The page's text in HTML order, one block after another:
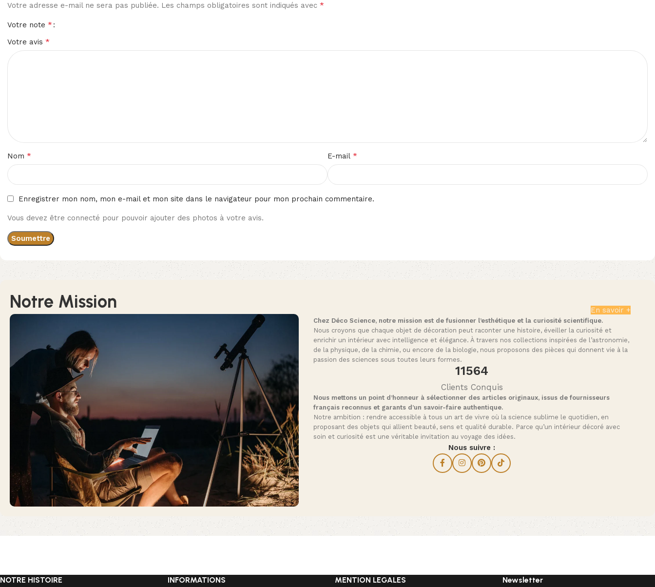
Votre adresse e-mail ne sera pas publiée. Les champs obligatoires sont indiqués avec *
Votre note *
Votre avis *
Nom * E-mail *
Enregistrer mon nom, mon e-mail et mon site dans le navigateur pour mon prochain commentaire.
Vous devez être connecté pour pouvoir ajouter des photos à votre avis.
Notre Mission En savoir +
Chez Déco Science, notre mission est de fusionner l’esthétique et la curiosité scientifique.
Nous croyons que chaque objet de décoration peut raconter une histoire, éveiller la curiosité et
enrichir un intérieur avec intelligence et élégance. À travers nos collections inspirées de l’astronomie,
de la physique, de la chimie, ou encore de la biologie, nous proposons des pièces qui donnent vie à la
passion des sciences sous toutes leurs formes.
11564
Clients Conquis
Nous mettons un point d’honneur à sélectionner des articles originaux, issus de fournisseurs
français reconnus et garants d’un savoir-faire authentique.
Notre ambition : rendre accessible à tous un art de vivre où la science sublime le quotidien, en
proposant des objets qui allient beauté, sens et qualité durable. Parce qu’un intérieur décoré avec
soin et curiosité est une véritable invitation au voyage des idées.
Nous suivre :
NOTRE HISTOIRE INFORMATIONS MENTION LEGALES Newsletter